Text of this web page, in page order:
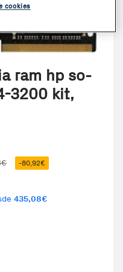
ram hp so-
3200 kit,
-80,92€
435,08€
cookies